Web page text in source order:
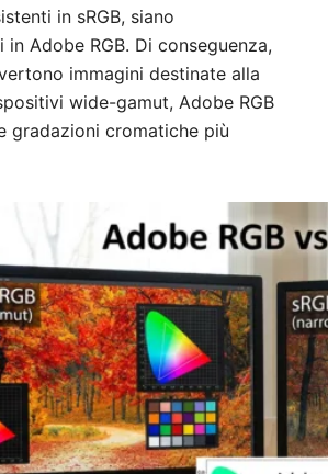
in sRGB, siano
in Adobe RGB. Di conseguenza,
immagini destinate alla
wide-gamut, Adobe RGB
gradazioni cromatiche più